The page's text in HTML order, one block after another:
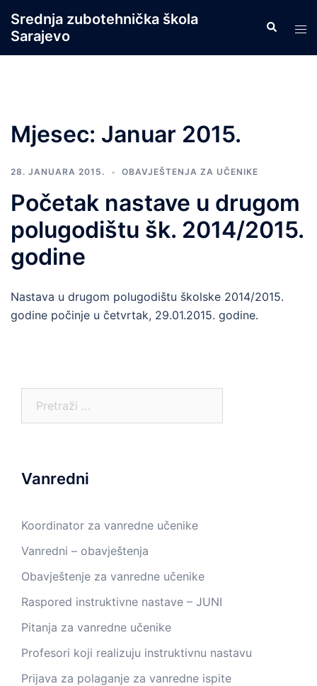
content
Srednja zubotehnička škola
Sarajevo
Search
Mjesec: Januar 2015.
28. JANUARA 2015. OBAVJEŠTENJA ZA UČENIKE
Početak nastave u drugom
polugodištu šk. 2014/2015.
godine
Nastava u drugom polugodištu školske 2014/2015.
godine počinje u četvrtak, 29.01.2015. godine.
Vanredni
Koordinator za vanredne učenike
Vanredni – obavještenja
Obavještenje za vanredne učenike
Raspored instruktivne nastave – JUNI
Pitanja za vanredne učenike
Profesori koji realizuju instruktivnu nastavu
Prijava za polaganje za vanredne ispite